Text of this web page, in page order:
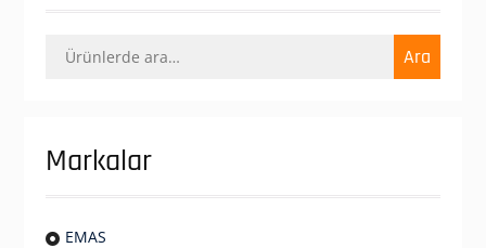
Ara: Ara
Markalar
EMAS